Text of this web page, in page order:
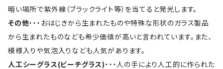
暗い場所で紫外線（ブラックライト等）を当てると発光します。
その他・・・おはじきから生まれたものや特殊な形状のガラス製品
から生まれたものなども希少価値が高いと言われています。また、
模様入りや気泡入りなども人気があります。
人工シーグラス(ビーチグラス)・・・人の手により人工的に作られた